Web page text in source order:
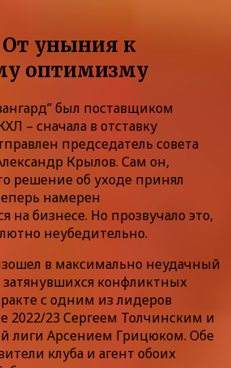
От уныния к
оптимизму
был поставщиком
– сначала в отставку
председатель совета
Крылов. Сам он,
решение об уходе принял
намерен
на бизнесе. Но прозвучало это,
неубедительно.
в максимально неудачный
конфликтных
с одним из лидеров
2022/23 Сергеем Толчинским и
лиги Арсением Грицюком. Обе
клуба и агент обоих